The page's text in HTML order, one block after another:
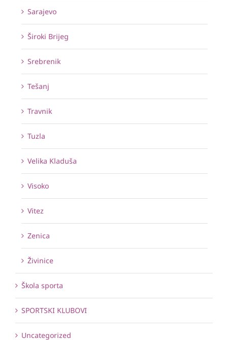
Sarajevo
Široki Brijeg
Srebrenik
Tešanj
Travnik
Tuzla
Velika Kladuša
Visoko
Vitez
Zenica
Živinice
Škola sporta
SPORTSKI KLUBOVI
Uncategorized